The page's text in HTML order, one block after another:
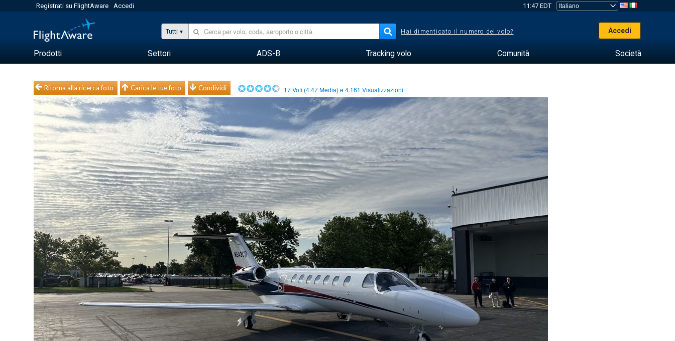
Registrati su FlightAware Accedi 11:47 EDT
Tutti Hai dimenticato il numero del volo? Accedi
Prodotti Settori ADS-B Tracking volo Comunità Società
Ritorna alla ricerca foto Carica le tue foto Condividi 17Voti (4.47Media) e4.161 Visualizzazioni